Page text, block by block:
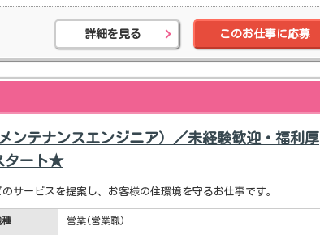
詳細を見る このお仕事に応募
ンテナンスエンジニア）／未経験歓迎・福利厚
タート★
サービスを提案し、お客様の住環境を守るお仕事です。
種 営業(営業職)